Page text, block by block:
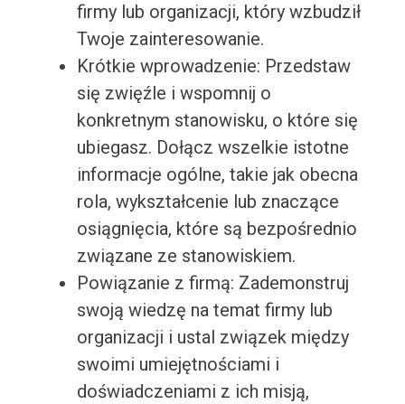
firmy lub organizacji, który wzbudził
Twoje zainteresowanie.
Krótkie wprowadzenie: Przedstaw
się zwięźle i wspomnij o
konkretnym stanowisku, o które się
ubiegasz. Dołącz wszelkie istotne
informacje ogólne, takie jak obecna
rola, wykształcenie lub znaczące
osiągnięcia, które są bezpośrednio
związane ze stanowiskiem.
Powiązanie z firmą: Zademonstruj
swoją wiedzę na temat firmy lub
organizacji i ustal związek między
swoimi umiejętnościami i
doświadczeniami z ich misją,